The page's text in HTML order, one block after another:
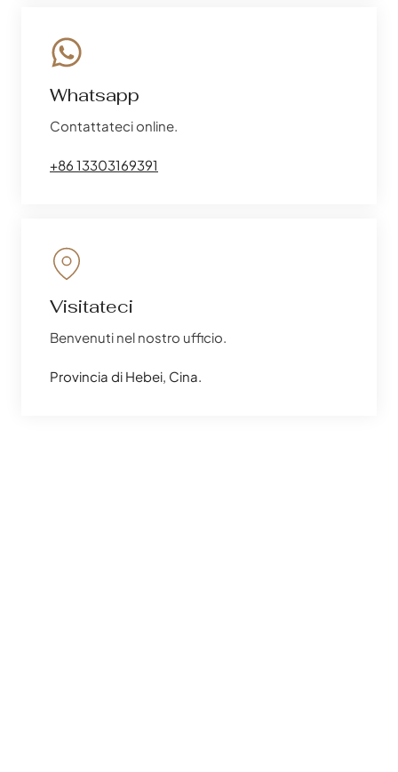
Whatsapp
Contattateci online.
+86 13303169391
Visitateci
Benvenuti nel nostro ufficio.
Provincia di Hebei, Cina.